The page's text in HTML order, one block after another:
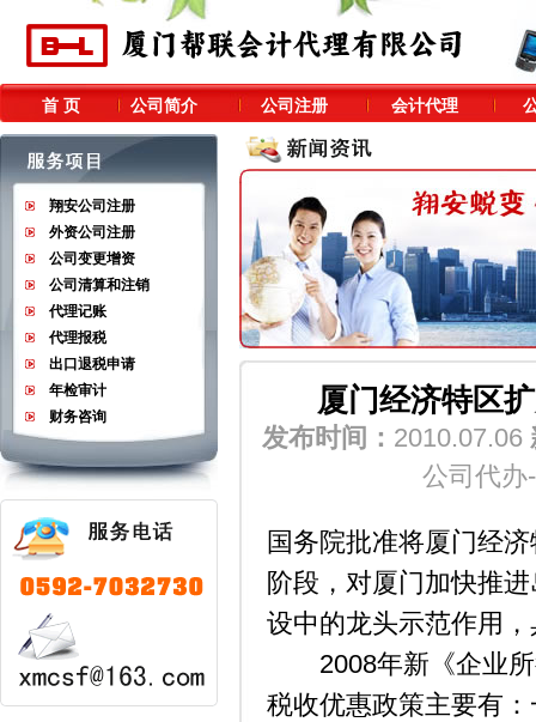
首 页 公司简介 公司注册 会计代理
翔安公司注册
外资公司注册
公司变更增资
公司清算和注销
代理记账
代理报税
出口退税申请
年检审计
财务咨询
厦门经济特区
发布时间： 2010.07.06
公司代
国务院批准将厦门经
阶段，对厦门加快推
设中的龙头示范作用
2008年新《企业所
税收优惠政策主要有